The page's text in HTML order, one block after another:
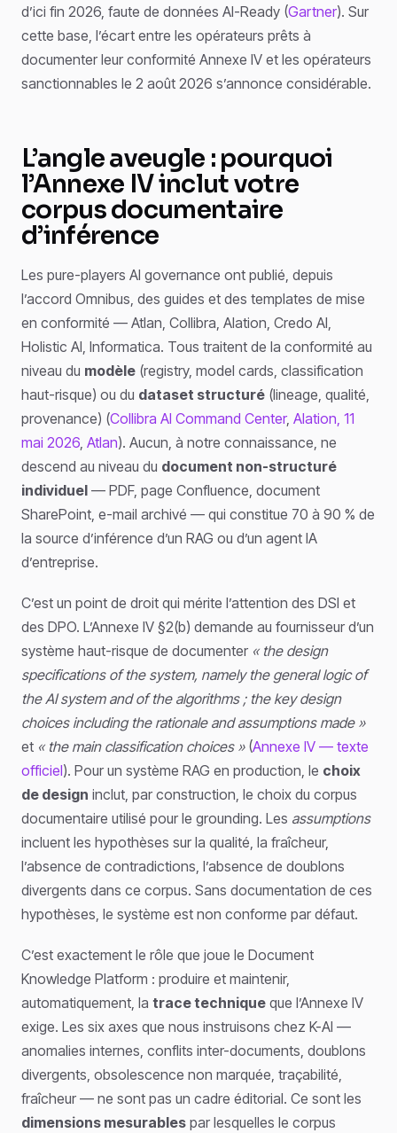
d’ici fin 2026, faute de données AI-Ready (Gartner). Sur
cette base, l’écart entre les opérateurs prêts à
documenter leur conformité Annexe IV et les opérateurs
sanctionnables le 2 août 2026 s’annonce considérable.
L’angle aveugle : pourquoi
l’Annexe IV inclut votre
corpus documentaire
d’inférence
Les pure-players AI governance ont publié, depuis
l’accord Omnibus, des guides et des templates de mise
en conformité — Atlan, Collibra, Alation, Credo AI,
Holistic AI, Informatica. Tous traitent de la conformité au
niveau du modèle (registry, model cards, classification
haut-risque) ou du dataset structuré (lineage, qualité,
provenance) (Collibra AI Command Center, Alation, 11
mai 2026 Atlan). Aucun, à notre connaissance, ne
descend au niveau du document non-structuré
individuel — PDF, page Confluence, document
SharePoint, e-mail archivé — qui constitue 70 à 90 % de
la source d’inférence d’un RAG ou d’un agent IA
d’entreprise.
C’est un point de droit qui mérite l’attention des DSI et
des DPO. L’Annexe IV §2(b) demande au fournisseur d’un
système haut-risque de documenter « the design
specifications of the system, namely the general logic of
the AI system and of the algorithms ; the key design
choices including the rationale and assumptions made »
et « the main classification choices »(Annexe IV — texte
officiel). Pour un système RAG en production, le choix
de design inclut, par construction, le choix du corpus
documentaire utilisé pour le grounding. Les assumptions
incluent les hypothèses sur la qualité, la fraîcheur,
l’absence de contradictions, l’absence de doublons
divergents dans ce corpus. Sans documentation de ces
hypothèses, le système est non conforme par défaut.
C’est exactement le rôle que joue le Document
Knowledge Platform : produire et maintenir,
automatiquement, la trace technique que l’Annexe IV
exige. Les six axes que nous instruisons chez K-AI —
anomalies internes, conflits inter-documents, doublons
divergents, obsolescence non marquée, traçabilité,
fraîcheur — ne sont pas un cadre éditorial. Ce sont les
dimensions mesurables par lesquelles le corpus